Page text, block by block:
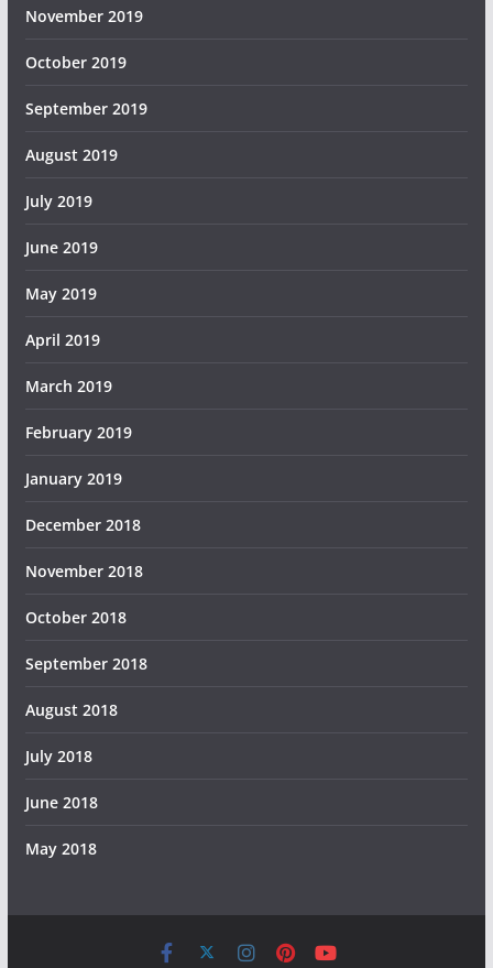
November 2019
October 2019
September 2019
August 2019
July 2019
June 2019
May 2019
April 2019
March 2019
February 2019
January 2019
December 2018
November 2018
October 2018
September 2018
August 2018
July 2018
June 2018
May 2018